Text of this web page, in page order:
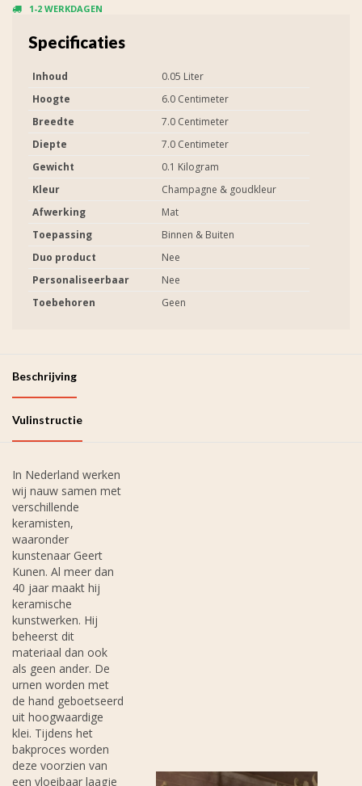
1-2 WERKDAGEN
Specificaties
Inhoud
0.05 Liter
Hoogte
6.0 Centimeter
Breedte
7.0 Centimeter
Diepte
7.0 Centimeter
Gewicht
0.1 Kilogram
Kleur
Champagne & goudkleur
Afwerking
Mat
Toepassing
Binnen & Buiten
Duo product
Nee
Personaliseerbaar
Nee
Toebehoren
Geen
Beschrijving
Vulinstructie
In Nederland werken
wij nauw samen met
verschillende
keramisten,
waaronder
kunstenaar Geert
Kunen. Al meer dan
40 jaar maakt hij
keramische
kunstwerken. Hij
beheerst dit
materiaal dan ook
als geen ander. De
urnen worden met
de hand geboetseerd
uit hoogwaardige
klei. Tijdens het
bakproces worden
deze voorzien van
een vloeibaar laagje